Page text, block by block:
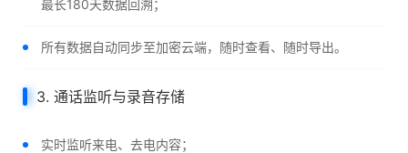
最长180天数据回溯；
所有数据自动同步至加密云端，随时查看、随时导出。
3. 通话监听与录音存储
实时监听来电、去电内容；